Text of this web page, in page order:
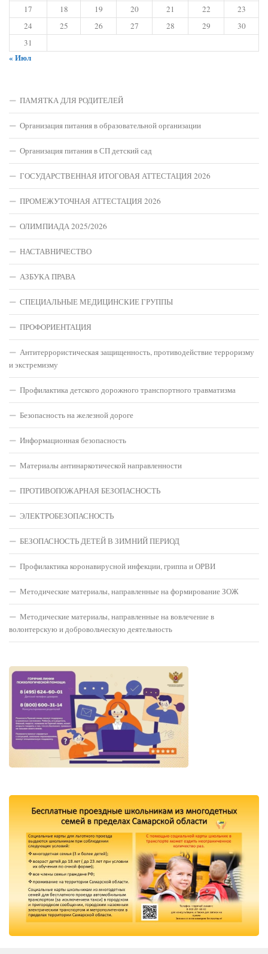
17
18 19 20 21 22
23
24
25 26 27 28 29
30
31
« Июл
ПАМЯТКА ДЛЯ РОДИТЕЛЕЙ
Организация питания в образовательной организации
Организация питания в СП детский сад
ГОСУДАРСТВЕННАЯ ИТОГОВАЯ АТТЕСТАЦИЯ 2026
ПРОМЕЖУТОЧНАЯ АТТЕСТАЦИЯ 2026
ОЛИМПИАДА 2025/2026
НАСТАВНИЧЕСТВО
АЗБУКА ПРАВА
СПЕЦИАЛЬНЫЕ МЕДИЦИНСКИЕ ГРУППЫ
ПРОФОРИЕНТАЦИЯ
Антитеррористическая защищенность, противодействие терроризму
и экстремизму
Профилактика детского дорожного транспортного травматизма
Безопасность на железной дороге
Информационная безопасность
Материалы антинаркотической направленности
ПРОТИВОПОЖАРНАЯ БЕЗОПАСНОСТЬ
ЭЛЕКТРОБЕЗОПАСНОСТЬ
БЕЗОПАСНОСТЬ ДЕТЕЙ В ЗИМНИЙ ПЕРИОД
Профилактика коронавирусной инфекции, гриппа и ОРВИ
Методические материалы, направленные на формирование ЗОЖ
Методические материалы, направленные на вовлечение в
волонтерскую и добровольческую деятельность